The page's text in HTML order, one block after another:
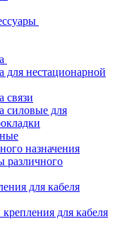
для нестационарной
связи
силовые для
назначения
различного
для кабеля
для кабеля